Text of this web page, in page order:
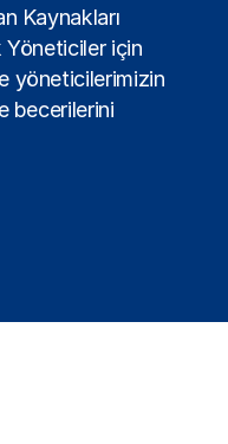
Kaynakları
Yöneticiler için
yöneticilerimizin
becerilerini